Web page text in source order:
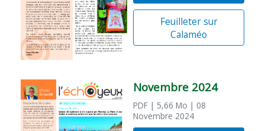
Feuilleter sur
Calaméo
Novembre 2024
PDF | 5,66 Mo | 08
Novembre 2024